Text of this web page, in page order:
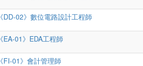
《DD-02》數位電路設計工程師
《EA-01》EDA工程師
《FI-01》會計管理師